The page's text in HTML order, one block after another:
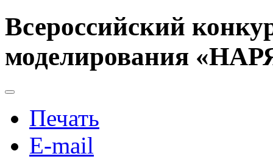
Всероссийский
моделирования
Печать
E-mail